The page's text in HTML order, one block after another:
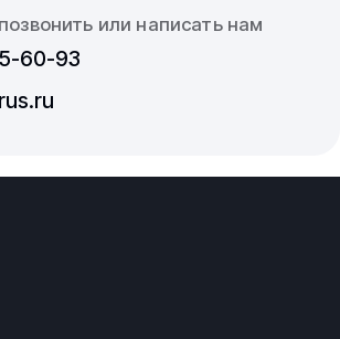
или написать нам
60-93